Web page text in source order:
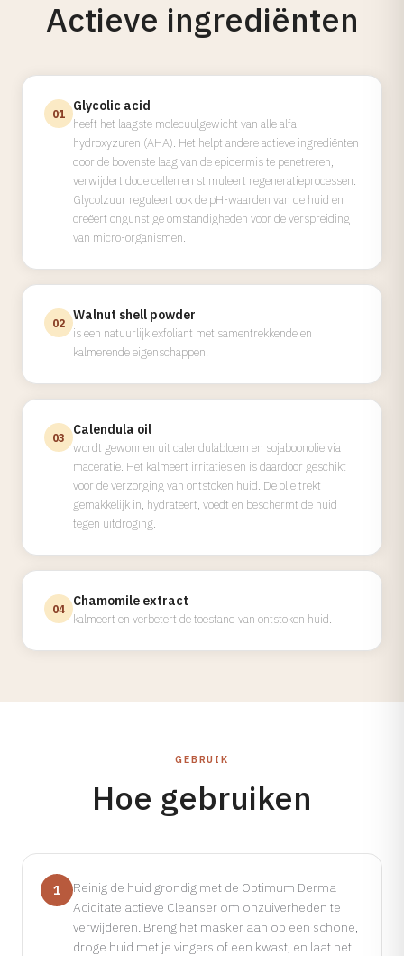
Actieve ingrediënten
01 Glycolic acid
heeft het laagste molecuulgewicht van alle alfa-
hydroxyzuren (AHA). Het helpt andere actieve ingrediënten
door de bovenste laag van de epidermis te penetreren,
verwijdert dode cellen en stimuleert regeneratieprocessen.
Glycolzuur reguleert ook de pH-waarden van de huid en
creëert ongunstige omstandigheden voor de verspreiding
van micro-organismen.
02 Walnut shell powder
is een natuurlijk exfoliant met samentrekkende en
kalmerende eigenschappen.
03 Calendula oil
wordt gewonnen uit calendulabloem en sojaboonolie via
maceratie. Het kalmeert irritaties en is daardoor geschikt
voor de verzorging van ontstoken huid. De olie trekt
gemakkelijk in, hydrateert, voedt en beschermt de huid
tegen uitdroging.
04 Chamomile extract
kalmeert en verbetert de toestand van ontstoken huid.
GEBRUIK
Hoe gebruiken
1
Reinig de huid grondig met de Optimum Derma
Aciditate actieve Cleanser om onzuiverheden te
verwijderen. Breng het masker aan op een schone,
droge huid met je vingers of een kwast, en laat het